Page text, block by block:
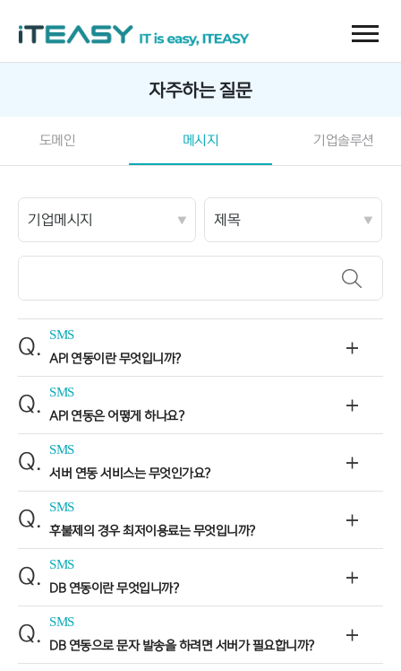
자주하는 질문
도메인 메시지 기업솔루션
Q.
SMS
API 연동이란 무엇입니까?
Q.
SMS
API 연동은 어떻게 하나요?
Q.
SMS
서버 연동 서비스는 무엇인가요?
Q.
SMS
후불제의 경우 최저이용료는 무엇입니까?
Q.
SMS
DB 연동이란 무엇입니까?
Q.
SMS
DB 연동으로 문자 발송을 하려면 서버가 필요합니까?